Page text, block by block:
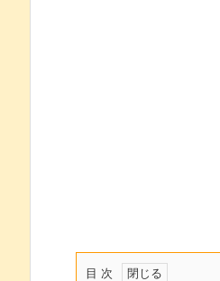
目 次